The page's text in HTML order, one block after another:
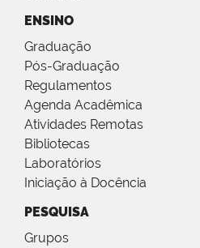
ENSINO
Graduação
Pós-Graduação
Regulamentos
Agenda Acadêmica
Atividades Remotas
Bibliotecas
Laboratórios
Iniciação à Docência
PESQUISA
Grupos